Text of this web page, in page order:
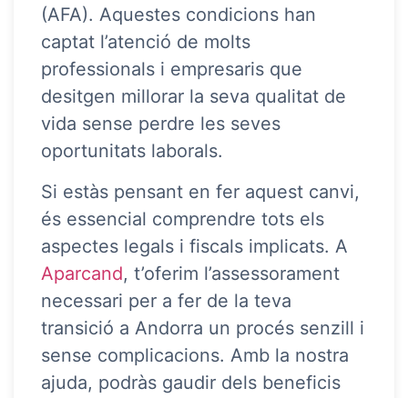
(AFA). Aquestes condicions han
captat l’atenció de molts
professionals i empresaris que
desitgen millorar la seva qualitat de
vida sense perdre les seves
oportunitats laborals.
Si estàs pensant en fer aquest canvi,
és essencial comprendre tots els
aspectes legals i fiscals implicats. A
Aparcand, t’oferim l’assessorament
necessari per a fer de la teva
transició a Andorra un procés senzill i
sense complicacions. Amb la nostra
ajuda, podràs gaudir dels beneficis